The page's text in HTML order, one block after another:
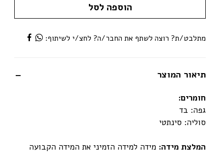
הוספה לסל
תיאור המוצר
חומרים:
גפה: בד
סוליה: סינתטי
המלצת מידה: מידה למידה הזמיני את המידה הקבועה
מתלבט/ת? רוצה לשתף את החבר/ה? לחצ/י לשיתוף: